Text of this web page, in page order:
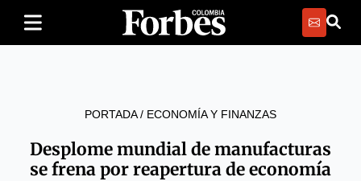
PORTADA/ ECONOMÍA Y FINANZAS
Desplome mundial de manufacturas
se frena por reapertura de economía